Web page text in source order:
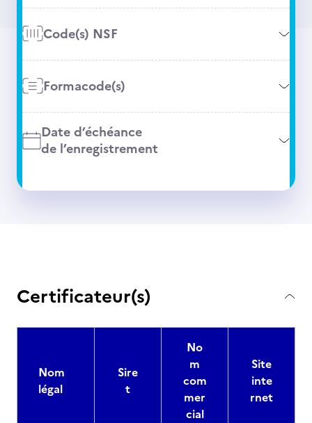
Code(s) NSF
Formacode(s)
Date d’échéance
de l’enregistrement
Certificateur(s)
Nom
légal
Sire
t
No
m
com
mer
cial
Site
inte
rnet